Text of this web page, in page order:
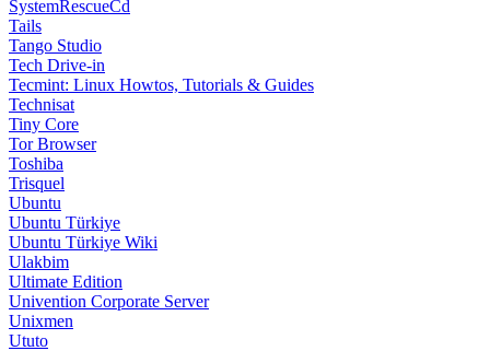
SystemRescueCd
Tails
Tango Studio
Tech Drive-in
Tecmint: Linux Howtos, Tutorials & Guides
Technisat
Tiny Core
Tor Browser
Toshiba
Trisquel
Ubuntu
Ubuntu Türkiye
Ubuntu Türkiye Wiki
Ulakbim
Ultimate Edition
Univention Corporate Server
Unixmen
Ututo